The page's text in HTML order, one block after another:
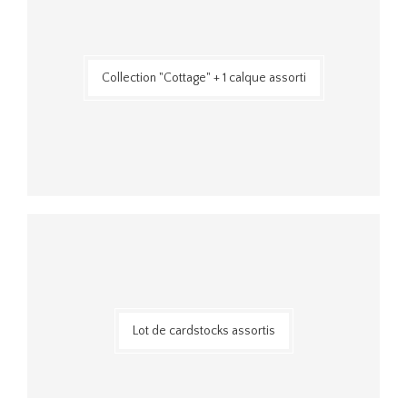
Collection "Cottage" + 1 calque assorti
Lot de cardstocks assortis